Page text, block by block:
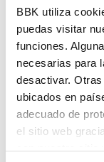
BBK utiliza
puedas visitar
funciones.
necesarias para
desactivar.
ubicados en
adecuado de
el sitio web
1
TICKETS